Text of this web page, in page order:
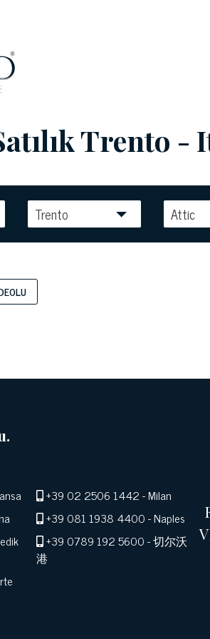
Trento -
Trento Attic
+39 02 2506 1442- Milan
+39 081 1938 4400- Naples
+39 0789 192 5600- 切尔沃
港